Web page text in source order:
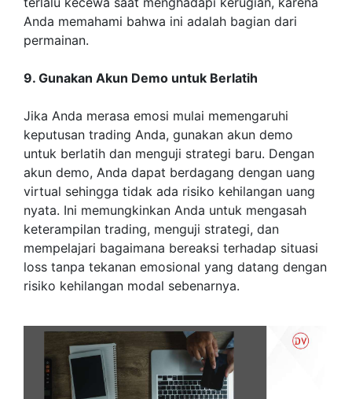
Anda memahami bahwa ini adalah bagian dari
permainan.
9. Gunakan Akun Demo untuk Berlatih
Jika Anda merasa emosi mulai memengaruhi
keputusan trading Anda, gunakan akun demo
untuk berlatih dan menguji strategi baru. Dengan
akun demo, Anda dapat berdagang dengan uang
virtual sehingga tidak ada risiko kehilangan uang
nyata. Ini memungkinkan Anda untuk mengasah
keterampilan trading, menguji strategi, dan
mempelajari bagaimana bereaksi terhadap situasi
loss tanpa tekanan emosional yang datang dengan
risiko kehilangan modal sebenarnya.